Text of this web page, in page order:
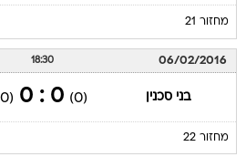
מחזור 21
06/02/2016
18:30
בני סכנין (0)
0 : 0
(0)
מחזור 22